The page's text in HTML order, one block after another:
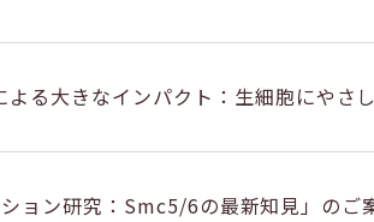
る大きなインパクト：生細胞にやさ
ョン研究：Smc5/6の最新知見」のご